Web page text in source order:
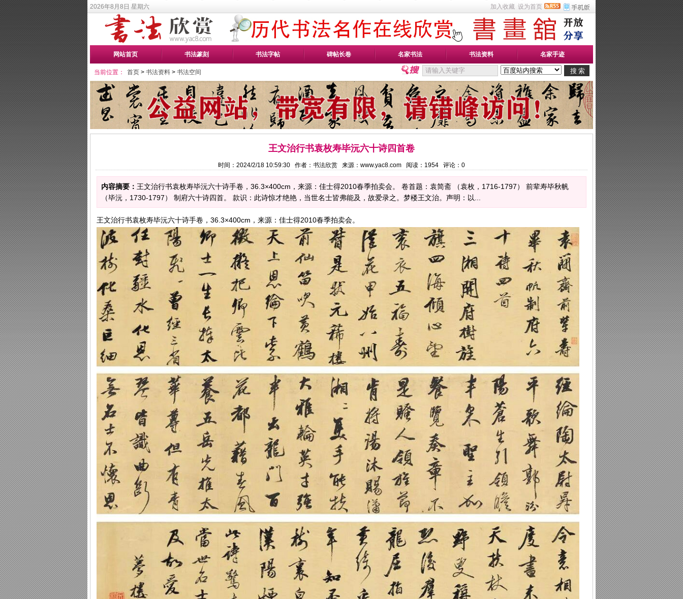
2026年8月8日 星期六 加入收藏 设为首页
网站首页 书法篆刻 书法字帖 碑帖长卷 名家书法 书法资料 名家手迹
当前位置： 首页 > 书法资料 > 书法空间
王文治行书袁枚寿毕沅六十诗四首卷
时间：2024/2/18 10:59:30 作者：书法欣赏 来源：www.yac8.com 阅读： 1954 评论： 0
内容摘要： 王文治行书袁枚寿毕沅六十诗手卷，36.3×400cm，来源：佳士得2010春季拍卖会。 卷首题：袁简斋 （袁枚，1716-1797） 前辈寿毕秋帆
（毕沅，1730-1797） 制府六十诗四首。 款识：此诗惊才绝艳，当世名士皆弗能及，故爱录之。梦楼王文治。声明：以...
王文治行书袁枚寿毕沅六十诗手卷，36.3×400cm，来源：佳士得2010春季拍卖会。